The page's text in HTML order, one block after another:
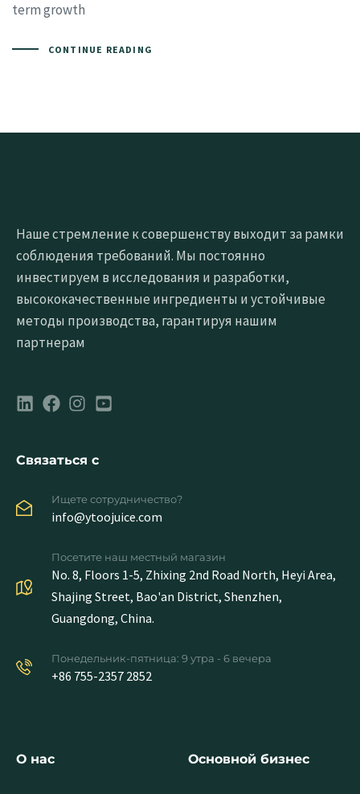
term growth
CONTINUE READING
Наше стремление к совершенству выходит за рамки
соблюдения требований. Мы постоянно
инвестируем в исследования и разработки,
высококачественные ингредиенты и устойчивые
методы производства, гарантируя нашим
партнерам
Связаться с
Ищете сотрудничество?
info@ytoojuice.com
Посетите наш местный магазин
No. 8, Floors 1-5, Zhixing 2nd Road North, Heyi Area,
Shajing Street, Bao'an District, Shenzhen,
Guangdong, China.
Понедельник-пятница: 9 утра - 6 вечера
+86 755-2357 2852
О нас Основной бизнес